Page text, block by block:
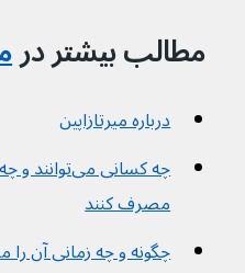
مطالب بیشتر در
درباره میرتازاپین
مصرف کنند
چگونه و چه زمانی آن